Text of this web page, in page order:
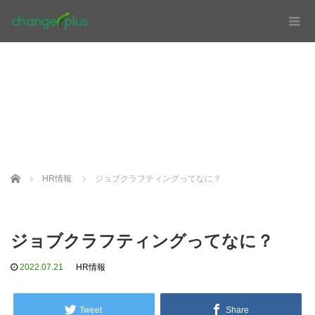
Home HR情報 ジョブクラフティングってなに？
ジョブクラフティングってなに？
2022.07.21 HR情報
Tweet Share